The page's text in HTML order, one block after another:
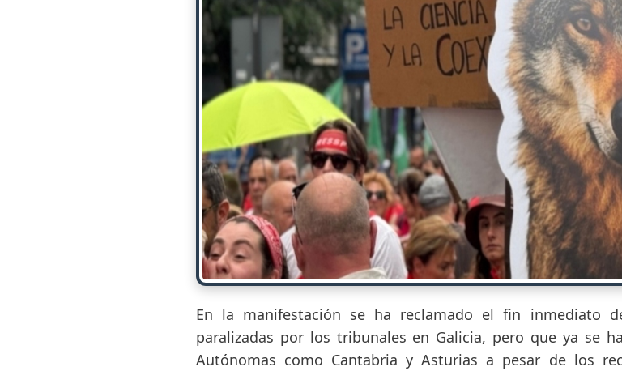
En la manifestación se ha reclamado el fin inmediato
paralizadas por los tribunales en Galicia, pero que ya se
Autónomas como Cantabria y Asturias a pesar de los